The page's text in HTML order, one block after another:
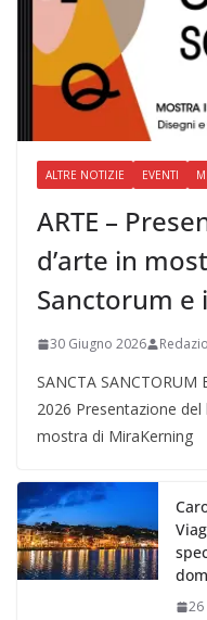
ALTRE NOTIZIE EVENTI
ARTE –
d’arte in
Sanctorum e
30 Giugno 2026
SANCTA SANCTORUM
2026 Presentazione
mostra di MiraKerning
26